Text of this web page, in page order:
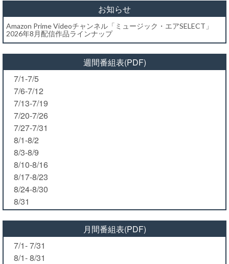
お知らせ
Amazon Prime Videoチャンネル「ミュージック・エアSELECT」
2026年8月配信作品ラインナップ
週間番組表(PDF)
7/1-7/5
7/6-7/12
7/13-7/19
7/20-7/26
7/27-7/31
8/1-8/2
8/3-8/9
8/10-8/16
8/17-8/23
8/24-8/30
8/31
月間番組表(PDF)
7/1- 7/31
8/1- 8/31